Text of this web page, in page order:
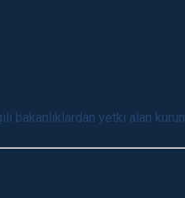
bakanlıklardan yetki alan